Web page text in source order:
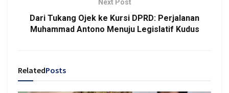
Next Post
Dari Tukang Ojek ke Kursi DPRD: Perjalanan
Muhammad Antono Menuju Legislatif Kudus
RelatedPosts